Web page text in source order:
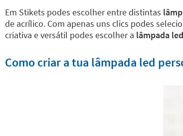
Em Stikets podes escolher entre distintas
de acrílico. Com apenas uns clics podes
criativa e versátil podes escolher a lâmpada
Como criar a tua lâmpada led